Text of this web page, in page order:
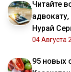
Читайте
Нурай
04 Августа
95 новых